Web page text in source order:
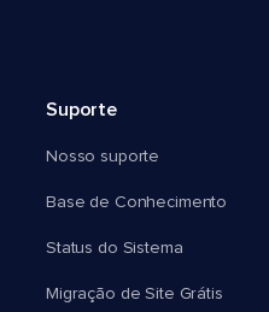
Suporte
Nosso suporte
Base de Conhecimento
Status do Sistema
Migração de Site Grátis